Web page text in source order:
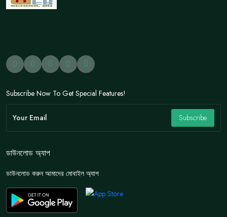
Subscribe Now To Get Special Features!
Subscribe
ডাউনলোড অ্যাপ
ডাউনলোড করুন আমাদের মোবাইল অ্যাপ